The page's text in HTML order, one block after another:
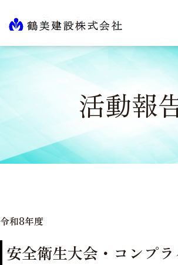
活動報
令和8年度
安全衛生大会・コンプ